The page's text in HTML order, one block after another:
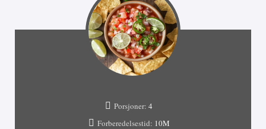
Porsjoner: 4
Forberedelsestid: 10M